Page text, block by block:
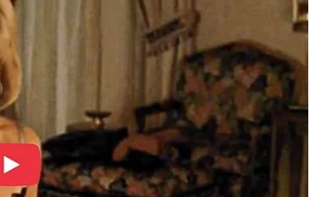
ali su se pitale da li je to
Ribe dobijaju jasan znak da je njihova
ili susret koji vraća osmeh.